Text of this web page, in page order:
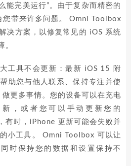
能完美运行”。由于复杂而精密的
您带来许多问题。 Omni Toolbox
决方案，以修复常见的 iOS 系统
。
工具不会更新：最新 iOS 15 附
助您与他人联系、保持专注并使
更多事情。您的设备可以在充电
，或者您可以手动更新您的
有时，iPhone 更新可能会失败并
小工具。 Omni Toolbox 可以让
时保持您的数据和设置保持不